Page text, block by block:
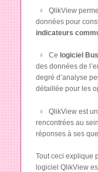
QlikView
données pour
indicateurs
Ce logiciel
des données de
degré d’analyse
détaillée pour les
QlikView est
rencontrées au
réponses à ses
Tout ceci explique
logiciel QlikView